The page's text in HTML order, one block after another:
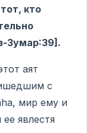
кто
Зумар:39].
аят
с
мир ему и
явлестя